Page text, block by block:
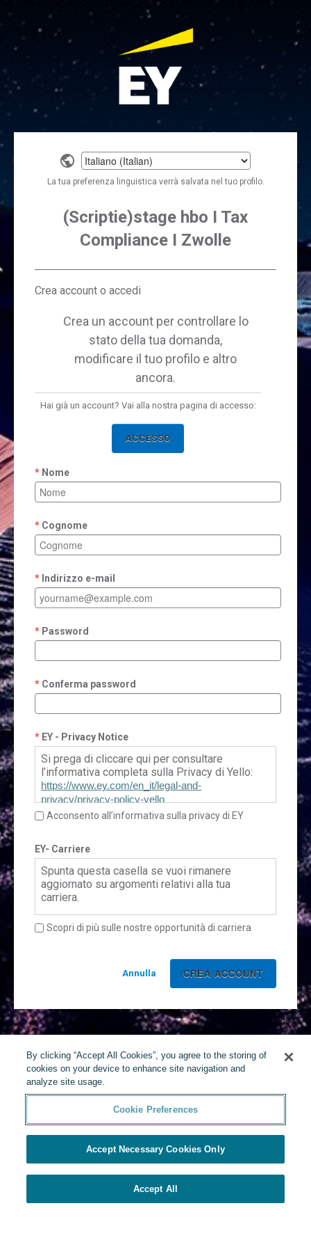
Select
a
language
La tua preferenza linguistica verrà salvata nel tuo profilo.
(Scriptie)stage hbo I Tax
Compliance I Zwolle
Crea account o accedi
Crea un account per controllare lo
stato della tua domanda,
modificare il tuo profilo e altro
ancora.
Hai già un account? Vai alla nostra pagina di accesso:
ACCESSO
Nome
Cognome
Indirizzo e-mail
Password
Conferma password
EY - Privacy Notice
Si prega di cliccare qui per consultare
l’informativa completa sulla Privacy di Yello:
https://www.ey.com/en_it/legal-and-
privacy/privacy-policy-yello
Acconsento all’informativa sulla privacy di EY
EY- Carriere
Spunta questa casella se vuoi rimanere
aggiornato su argomenti relativi alla tua
carriera.
Scopri di più sulle nostre opportunità di carriera
Annulla
By clicking “Accept All Cookies”, you agree to the storing of
cookies on your device to enhance site navigation and
analyze site usage.
Cookie Preferences
Accept Necessary Cookies Only
Accept All